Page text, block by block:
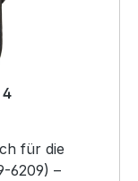
6209) –